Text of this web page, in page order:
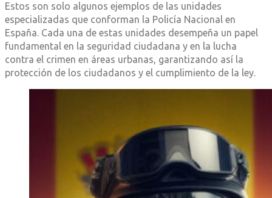
Estos son solo algunos ejemplos de las unidades
especializadas que conforman la Policía Nacional en
España. Cada una de estas unidades desempeña un papel
fundamental en la seguridad ciudadana y en la lucha
contra el crimen en áreas urbanas, garantizando así la
protección de los ciudadanos y el cumplimiento de la ley.